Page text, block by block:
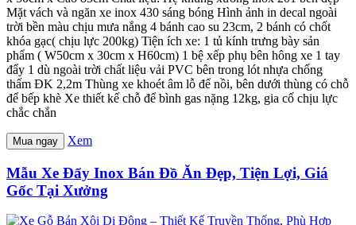
Mặt vách và ngăn xe inox 430 sáng bóng Hình ảnh in decal ngoài
trời bền màu chịu mưa nắng 4 bánh cao su 23cm, 2 bánh có chốt
khóa gạc( chịu lực 200kg) Tiện ích xe: 1 tủ kính trưng bày sản
phẩm ( W50cm x 30cm x H60cm) 1 bệ xếp phụ bên hông xe 1 tay
đẩy 1 dù ngoài trời chất liệu vải PVC bên trong lót nhựa chống
thấm ĐK 2,2m Thùng xe khoét âm lỗ để nồi, bên dưới thùng có chỗ
để bếp khè Xe thiết kế chỗ để bình gas nặng 12kg, gia cố chịu lực
chắc chắn
Mua ngay Xem
Mẫu Xe Đẩy Inox Bán Đồ Ăn Đẹp, Tiện Lợi, Giá
Gốc Tại Xưởng